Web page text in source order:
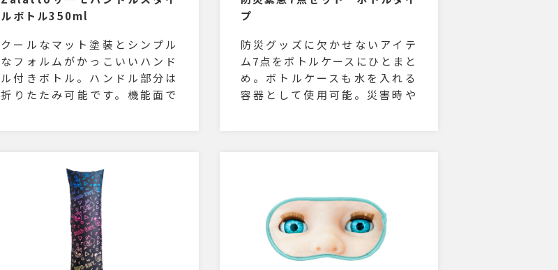
ルボトル350ml
クールなマット塗装とシンプル
なフォルムがかっこいいハンド
ル付きボトル。ハンドル部分は
折りたたみ可能です。機能面で
めのアイテムです。500mlサイ
ズのご用意もございます。
プ
防災グッズに欠かせないアイテ
ム7点をボトルケースにひとまと
め。ボトルケースも水を入れる
容器として使用可能。災害時や
て防災イベントなどでの配り物
にもいかがでしょうか。